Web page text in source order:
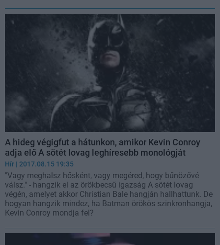
A hideg végigfut a hátunkon, amikor Kevin Conroy
adja elő A sötét lovag leghíresebb monológját
Hír | 2017.08.15 19:35
"Vagy meghalsz hősként, vagy megéred, hogy bűnözővé
válsz." - hangzik el az örökbecsű igazság A sötét lovag
végén, amelyet akkor Christian Bale hangján hallhattunk. De
hogyan hangzik mindez, ha Batman örökös szinkronhangja,
Kevin Conroy mondja fel?